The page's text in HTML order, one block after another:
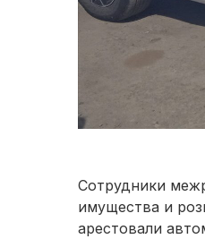
Сотрудники
имущества и
арестовали